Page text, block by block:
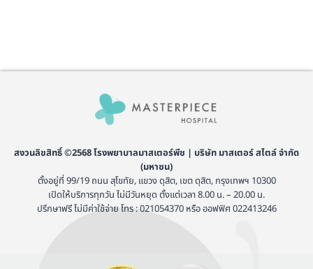
สงวนลิขสิทธิ์ ©2568 โรงพยาบาลมาสเตอร์พีช | บริษัท มาสเตอร์ สไตล์ จำกัด
(มหาชน)
ตั้งอยู่ที่ 99/19 ถนน สุโขทัย, แขวง ดุสิต, เขต ดุสิต, กรุงเทพฯ 10300
เปิดให้บริการทุกวัน ไม่มีวันหยุด ตั้งแต่เวลา 8.00 น. – 20.00 น.
ปรึกษาฟรี ไม่มีค่าใช้จ่าย โทร : 021054370 หรือ ออฟฟิศ 022413246